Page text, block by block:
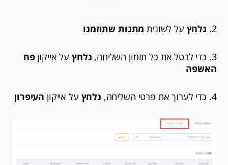
2. נלחץ על לשונית מתנות שתוזמנו
3. כדי לבטל את כל תזמון השליחה, נלחץ על אייקוןפח
האשפה
4. כדי לערוך את פרטי השליחה, נלחץ על אייקון העיפרון